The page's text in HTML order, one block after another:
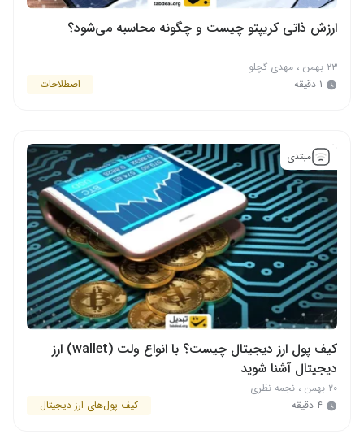
ارزش ذاتی کریپتو چیست و چگونه محاسبه می‌شود؟
۲۳ بهمن ، مهدی گچلو
۱ دقیقه
اصطلاحات
مبتدی
کیف پول ارز دیجیتال چیست؟ با انواع ولت (wallet) ارز
دیجیتال آشنا شوید
۲۰ بهمن ، نجمه نظری
۴ دقیقه
کیف پول‌های ارز دیجیتال